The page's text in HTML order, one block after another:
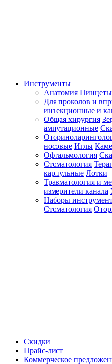
Инструменты
Анатомия Пинцеты
Для проколов и
инъекционные и
Общая хирургия
ампутационные
носовые Иглы
Офтальмология
Стоматология
карпульные Лотки
Травматология и
измерители канала
Наборы
Стоматология
Скидки
Прайс-лист
Коммерческое